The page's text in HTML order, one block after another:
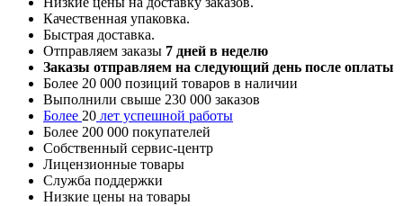
Качественная упаковка.
Быстрая доставка.
Отправляем заказы 7 дней в неделю
Заказы отправляем на следующий день после оплаты
Более 20 000 позиций товаров в наличии
Выполнили свыше 230 000 заказов
Более 20 лет успешной работы
Более 200 000 покупателей
Собственный сервис-центр
Лицензионные товары
Служба поддержки
Низкие цены на товары